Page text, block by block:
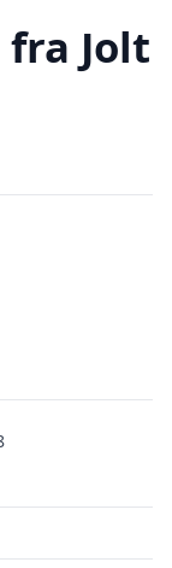
fra Jolt